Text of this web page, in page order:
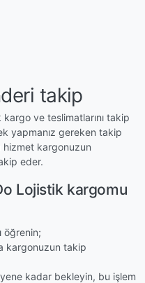
takip
ve teslimatlarını takip
yapmanız gereken takip
hizmet kargonuzun
eder.
Lojistik kargomu
öğrenin;
kargonuzun takip
kadar bekleyin, bu işlem